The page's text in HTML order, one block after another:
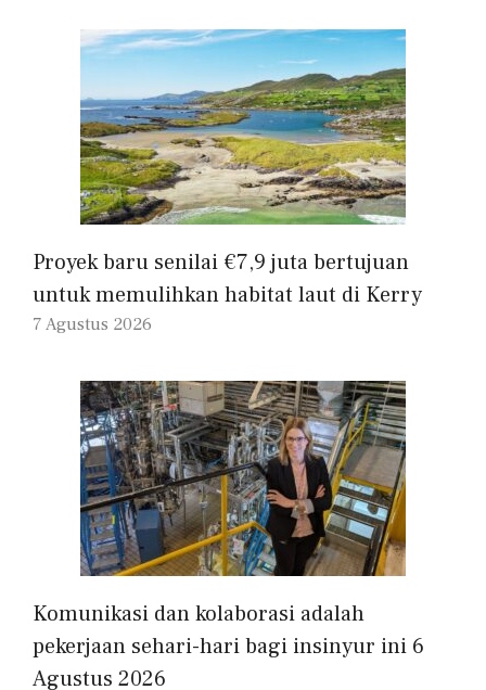
Proyek baru senilai €7,9 juta bertujuan
untuk memulihkan habitat laut di Kerry
7 Agustus 2026
Komunikasi dan kolaborasi adalah
pekerjaan sehari-hari bagi insinyur ini 6
Agustus 2026